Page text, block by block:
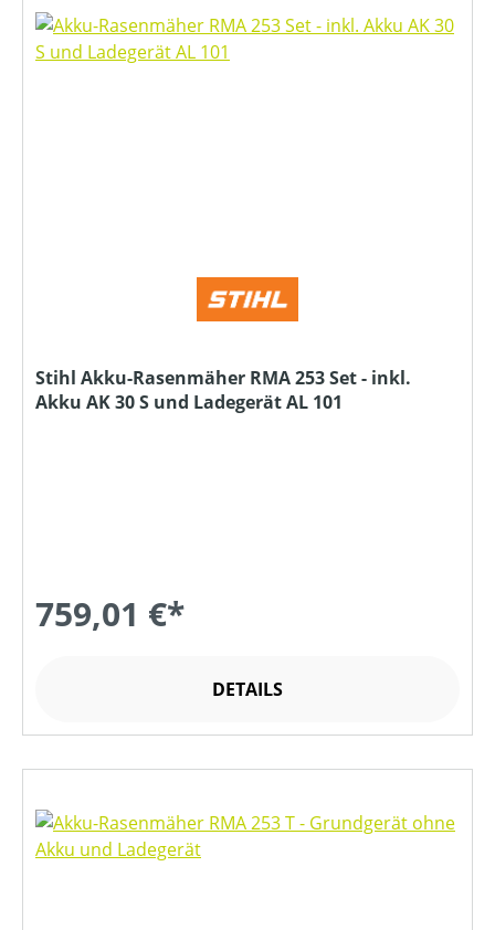
Stihl Akku-Rasenmäher RMA 253 Set - inkl.
Akku AK 30 S und Ladegerät AL 101
759,01 €*
DETAILS